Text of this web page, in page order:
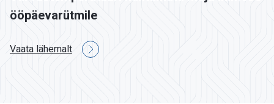
ööpäevarütmile
Vaata lähemalt